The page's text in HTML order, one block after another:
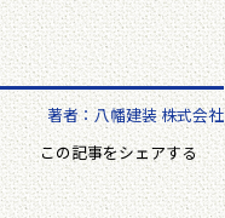
著者：八幡建装 株式会社
この記事をシェアする